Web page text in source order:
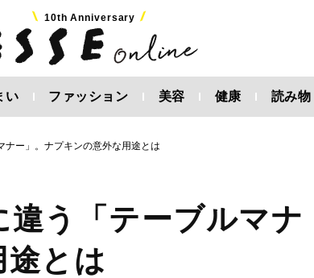
10th Anniversary
い ファッション 美容 健康 読み物
ナー」。ナプキンの意外な用途とは
う「テーブルマナ
とは